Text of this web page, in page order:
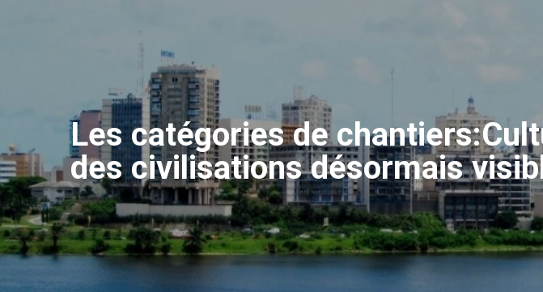
Les catégories de
des civilisations désormais